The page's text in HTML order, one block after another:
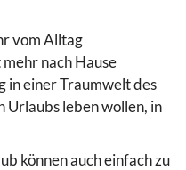
vom Alltag
nach Hause
in einer Traumwelt des
Urlaubs leben wollen, in
können auch einfach zu